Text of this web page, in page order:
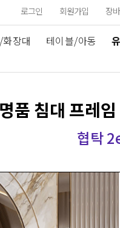
장대 테이블/아동
로그인 회원가입 장
품 침대 프레
협탁